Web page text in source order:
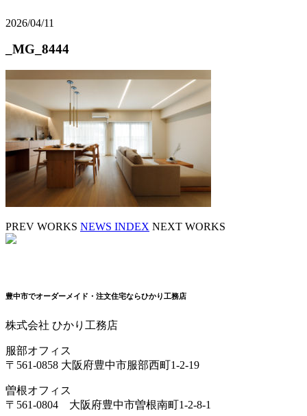
2026/04/11
_MG_8444
PREV WORKS NEWS INDEX NEXT WORKS
豊中市でオーダーメイド・注文住宅ならひかり工務店
株式会社 ひかり工務店
服部オフィス
〒561-0858 大阪府豊中市服部西町1-2-19
曽根オフィス
〒561-0804 大阪府豊中市曽根南町1-2-8-1